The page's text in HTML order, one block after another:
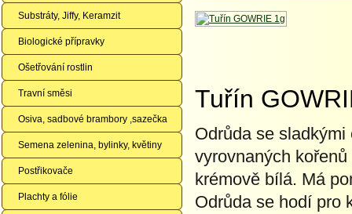
Substráty, Jiffy, Keramzit
Biologické přípravky
Ošetřování rostlin
Travní směsi
Osiva, sadbové brambory ,sazečka
Semena zelenina, bylinky, květiny
Postřikovače
Plachty a fólie
Tuřín
Odrůda se
vyrovnaných
krémově bílá. Má
Odrůda se hodí pro